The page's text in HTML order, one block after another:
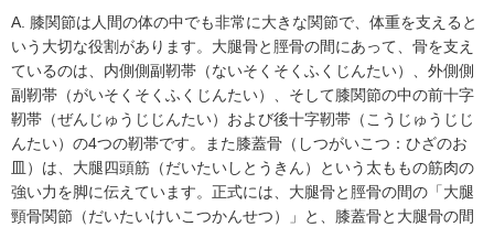
A. 膝関節は人間の体の中でも非常に大きな関節で、体重を支えると
いう大切な役割があります。大腿骨と脛骨の間にあって、骨を支え
ているのは、内側側副靭帯（ないそくそくふくじんたい）、外側側
副靭帯（がいそくそくふくじんたい）、そして膝関節の中の前十字
靭帯（ぜんじゅうじじんたい）および後十字靭帯（こうじゅうじじ
んたい）の4つの靭帯です。また膝蓋骨（しつがいこつ：ひざのお
皿）は、大腿四頭筋（だいたいしとうきん）という太ももの筋肉の
強い力を脚に伝えています。正式には、大腿骨と脛骨の間の「大腿
頸骨関節（だいたいけいこつかんせつ）」と、膝蓋骨と大腿骨の間